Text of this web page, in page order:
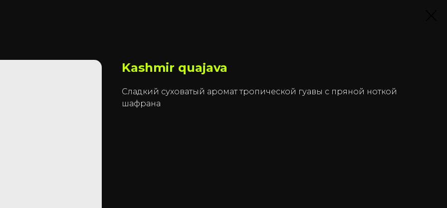
Kashmir quajava
Сладкий суховатый аромат тропической гуавы с пряной ноткой
шафрана